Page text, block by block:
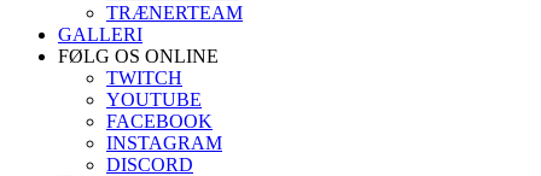
TRÆNERTEAM
GALLERI
FØLG OS ONLINE
TWITCH
YOUTUBE
FACEBOOK
INSTAGRAM
DISCORD